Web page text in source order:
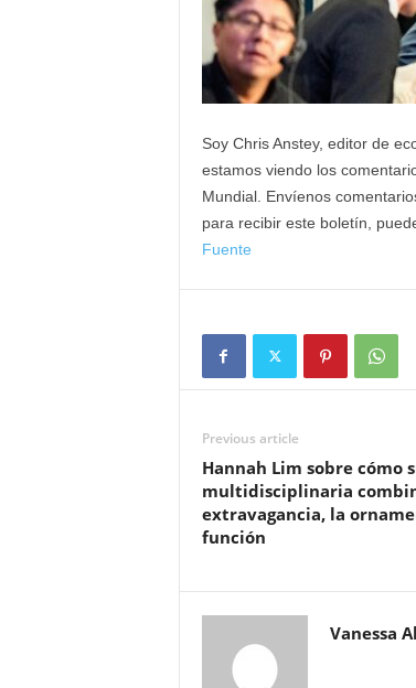
Soy Chris Anstey, editor de
estamos viendo los
Mundial. Envíenos
para recibir este boletín,
Fuente
Previous article
Hannah Lim sobre cómo
multidisciplinaria
extravagancia, la
función
Vanessa